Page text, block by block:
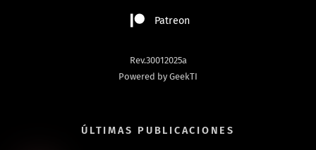
Patreon
Rev.30012025a
Powered by GeekTI
ÚLTIMAS PUBLICACIONES